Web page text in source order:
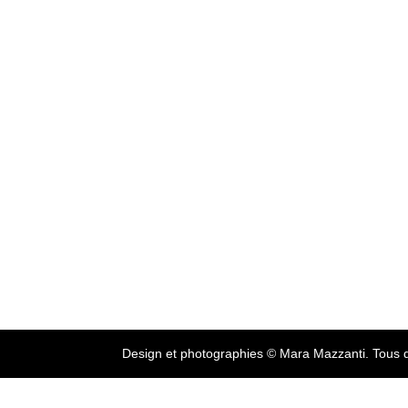
Design et photographies © Mara Mazzanti. Tous